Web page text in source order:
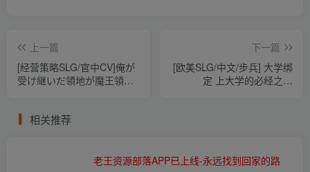
上一篇
[经营策略SLG/官中CV]俺が
受け継いだ領地が魔王領だ
下一篇
[欧美SLG/中文/步兵] 大学绑
定 上大学的必经之路
相关推荐
老王资源部落APP已上线-永远找到回家的路